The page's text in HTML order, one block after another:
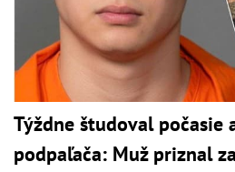
Týždne študoval počasie
podpaľača: Muž priznal